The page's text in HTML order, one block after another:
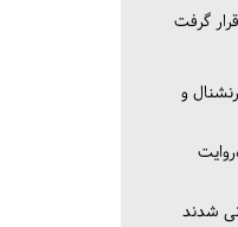
گرفت
و
شدند